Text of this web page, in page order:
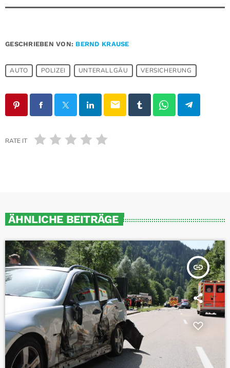
GESCHRIEBEN VON: BERND KRAUSE
AUTO POLIZEI UNTERALLGÄU VERSICHERUNG
email
RATE IT
ÄHNLICHE BEITRÄGE
insert_link